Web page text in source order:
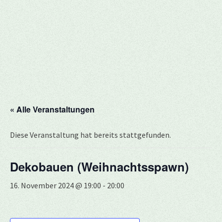
« Alle Veranstaltungen
Diese Veranstaltung hat bereits stattgefunden.
Dekobauen (Weihnachtsspawn)
16. November 2024 @ 19:00 - 20:00